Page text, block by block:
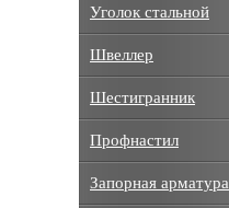
Уголок стальной
Швеллер
Шестигранник
Профнастил
Запорная арматура